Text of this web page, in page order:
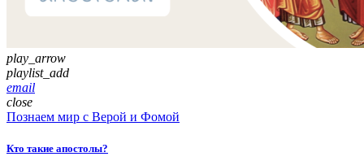
play_arrow
playlist_add
email
close
Познаем мир с Верой и Фомой
Кто такие апостолы?